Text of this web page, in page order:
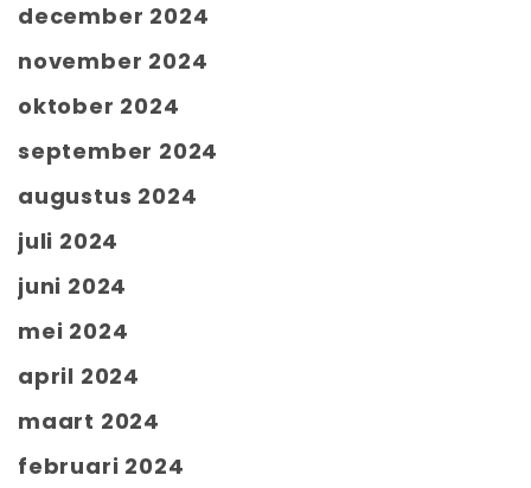
december 2024
november 2024
oktober 2024
september 2024
augustus 2024
juli 2024
juni 2024
mei 2024
april 2024
maart 2024
februari 2024